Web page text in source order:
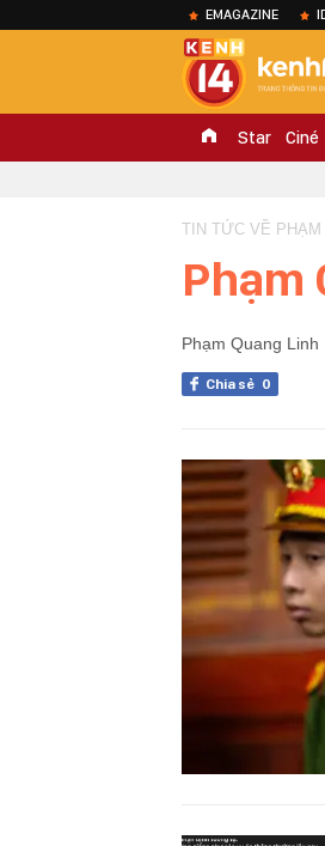
EMAGAZINE
Star Ciné
TIN TỨC VỀ PHẠM
Phạm
Phạm Quang Linh
Chia sẻ 0